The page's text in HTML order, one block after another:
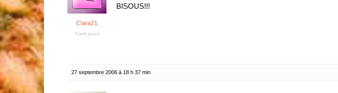
Clara21
Participant
BISOUS!!!
27 septembre 2006 à 18 h 37 min